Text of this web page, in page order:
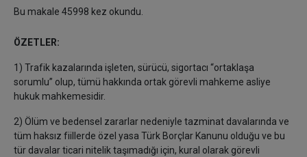
Bu makale 45998 kez okundu.
ÖZETLER:
1) Trafik kazalarında işleten, sürücü, sigortacı “ortaklaşa
sorumlu” olup, tümü hakkında ortak görevli mahkeme asliye
hukuk mahkemesidir.
2) Ölüm ve bedensel zararlar nedeniyle tazminat davalarında ve
tüm haksız fiillerde özel yasa Türk Borçlar Kanunu olduğu ve bu
tür davalar ticari nitelik taşımadığı için, kural olarak görevli